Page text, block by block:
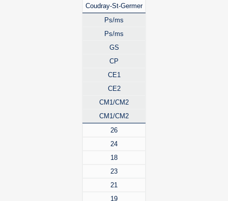
Coudray-St-Germer
Ps/ms
Ps/ms
GS
CP
CE1
CE2
CM1/CM2
CM1/CM2
26
24
18
23
21
19